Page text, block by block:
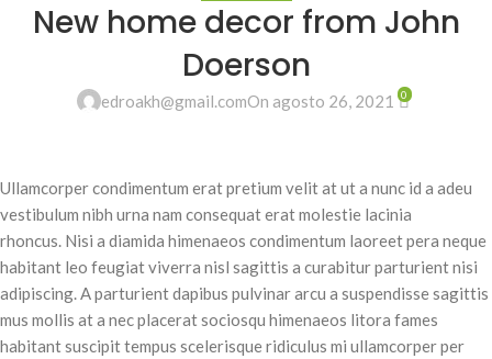
New home decor from John
Doerson
edroakh@gmail.comOn agosto 26, 2021 0
Ullamcorper condimentum erat pretium velit at ut a nunc id a adeu
vestibulum nibh urna nam consequat erat molestie lacinia
rhoncus. Nisi a diamida himenaeos condimentum laoreet pera neque
habitant leo feugiat viverra nisl sagittis a curabitur parturient nisi
adipiscing. A parturient dapibus pulvinar arcu a suspendisse sagittis
mus mollis at a nec placerat sociosqu himenaeos litora fames
habitant suscipit tempus scelerisque ridiculus mi ullamcorper per